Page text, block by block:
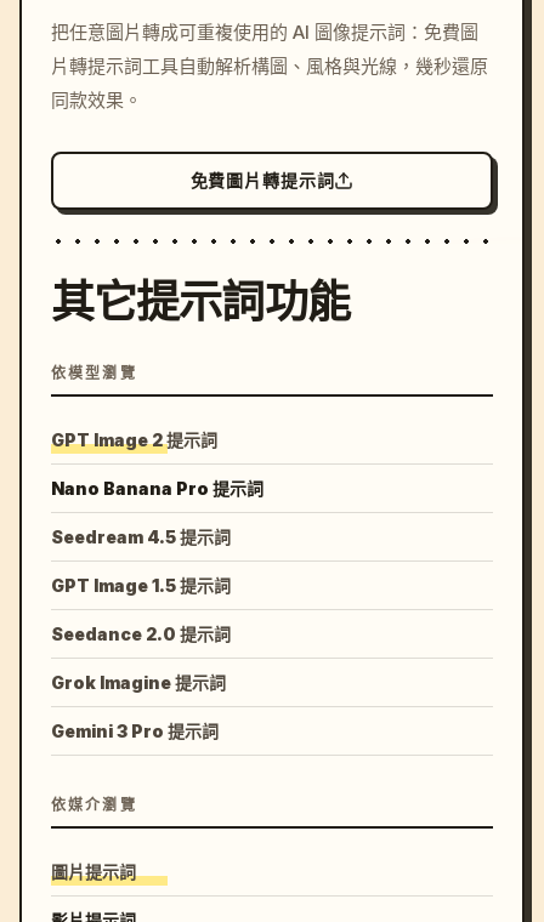
c, cyberpunk sunset, neon
colors, 8k --v 6.0
把任意圖片轉成可重複使用的 AI 圖像提示詞：免費圖
片轉提示詞工具自動解析構圖、風格與光線，幾秒還原
同款效果。
免費圖片轉提示詞
其它提示詞功能
依模型瀏覽
GPT Image 2 提示詞
Nano Banana Pro 提示詞
Seedream 4.5 提示詞
GPT Image 1.5 提示詞
Seedance 2.0 提示詞
Grok Imagine 提示詞
Gemini 3 Pro 提示詞
依媒介瀏覽
圖片提示詞